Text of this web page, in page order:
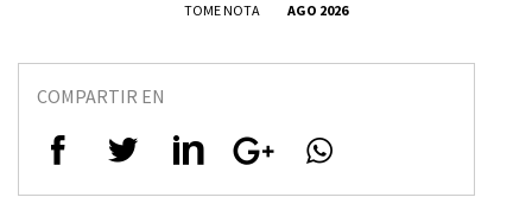
TOME NOTA AGO 2026
COMPARTIR EN